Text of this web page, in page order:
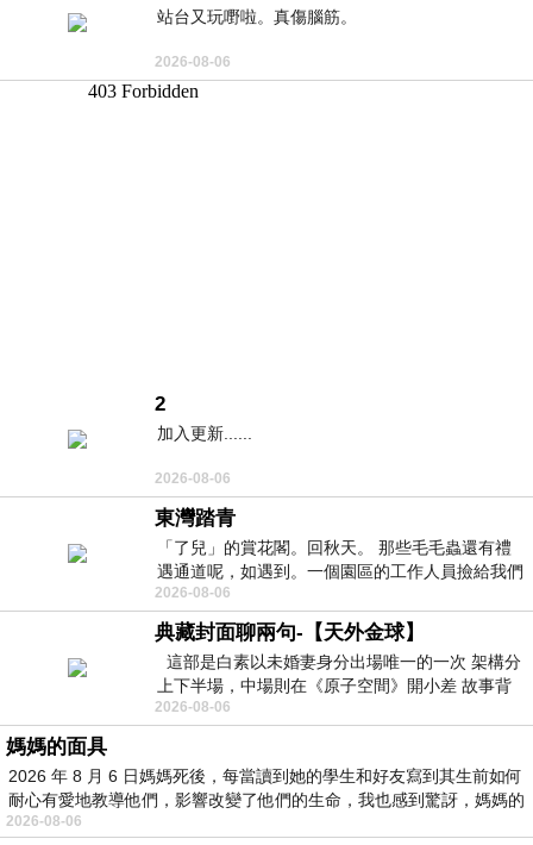
站台又玩嘢啦。真傷腦筋。
2026-08-06
2
加入更新......
2026-08-06
東灣踏青
「了兒」的賞花閣。回秋天。 那些毛毛蟲還有禮
遇通道呢，如遇到。一個園區的工作人員撿給我們
細賞。
2026-08-06
典藏封面聊兩句-【天外金球】
這部是白素以未婚妻身分出場唯一的一次 架構分
上下半場，中場則在《原子空間》開小差 故事背
景影射西藏境外流亡 地下組織
2026-08-06
媽媽的面具
2026 年 8 月 6 日媽媽死後，每當讀到她的學生和好友寫到其生前如何
耐心有愛地教導他們，影響改變了他們的生命，我也感到驚訝，媽媽的
2026-08-06